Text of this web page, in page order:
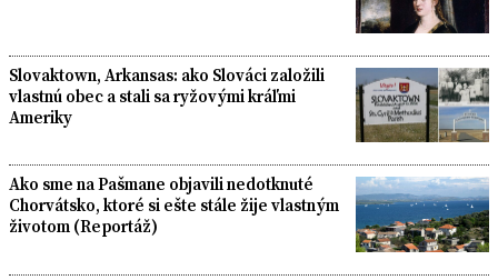
Slovaktown, Arkansas: ako Slováci založili
vlastnú obec a stali sa ryžovými kráľmi
Ameriky
Ako sme na Pašmane objavili nedotknuté
Chorvátsko, ktoré si ešte stále žije vlastným
životom (Reportáž)